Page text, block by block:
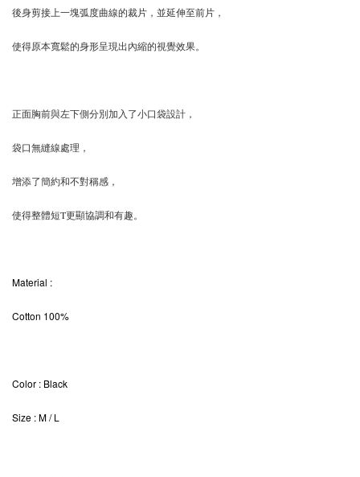
後身剪接上一塊弧度曲線的裁片，並延伸至前片，
使得原本寬鬆的身形呈現出內縮的視覺效果。
正面胸前與左下側分別加入了小口袋設計，
袋口無縫線處理，
增添了簡約和不對稱感，
使得整體短T更顯協調和有趣。
Material :
Cotton 100%
Color : Black
Size : M / L